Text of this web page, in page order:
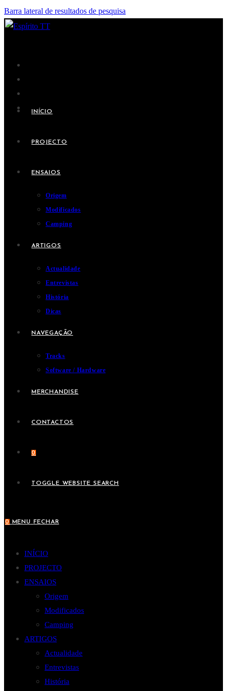
Barra lateral de resultados de pesquisa
INÍCIO
PROJECTO
ENSAIOS
Origem
Modificados
Camping
ARTIGOS
Actualidade
Entrevistas
História
Dicas
NAVEGAÇÃO
Tracks
Software / Hardware
MERCHANDISE
CONTACTOS
0
TOGGLE WEBSITE SEARCH
0 MENU FECHAR
INÍCIO
PROJECTO
ENSAIOS
Origem
Modificados
Camping
ARTIGOS
Actualidade
Entrevistas
História